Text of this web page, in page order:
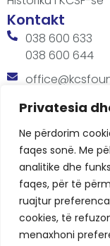
Privatesia
Ne përdorim
faqes sonë. Me
analitike dhe
faqes, për të
ruajtur
cookies, të
menaxhoni
Kontakt
038 600 633
038 600 644
Besa Imami,
Orari
8:00 AM - 4:00